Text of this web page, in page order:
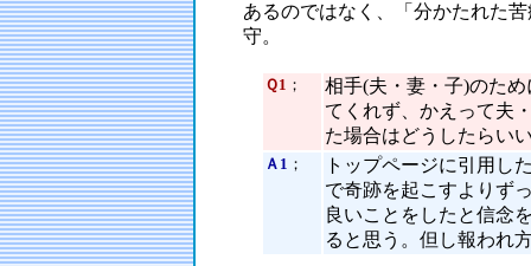
あるのではなく、「分かたれた
守。
Ｑ1 ；
相手(夫・妻・子)のた
てくれず、かえって夫
た場合はどうしたらい
Ａ1 ；
トップページに引用し
で奇跡を起こすよりず
良いことをしたと信念
ると思う。但し報われ